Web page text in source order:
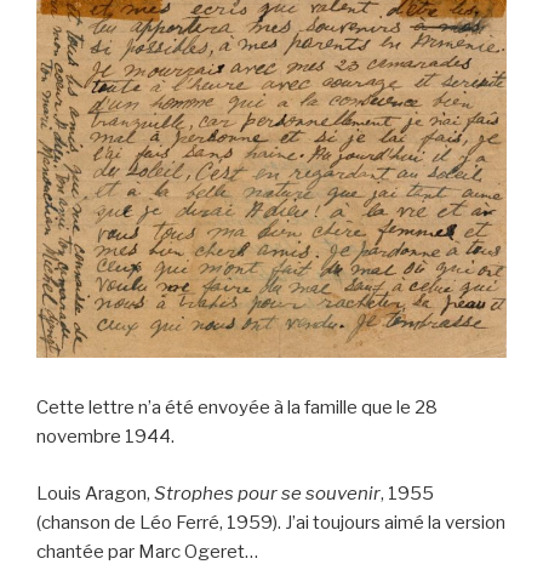
Cette lettre n’a été envoyée à la famille que le 28
novembre 1944.
Louis Aragon, Strophes pour se souvenir, 1955
(chanson de Léo Ferré, 1959). J’ai toujours aimé la version
chantée par Marc Ogeret…